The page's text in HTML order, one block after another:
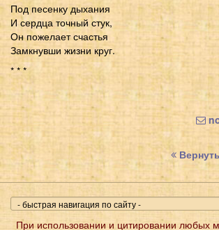
Под песенку дыхания
И сердца точный стук,
Он пожелает счастья
Замкнувши жизни круг.
* * *
При использовании и цитировании любых